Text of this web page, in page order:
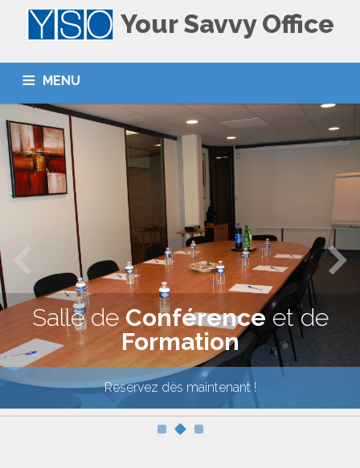
Your Savvy Office
MENU
ACCUEIL HOME LE CENTRE THE CENTER
NOS SERVICES SERVICES CONTACT
Salle deConférence et de
Formation
Reservez dès maintenant !